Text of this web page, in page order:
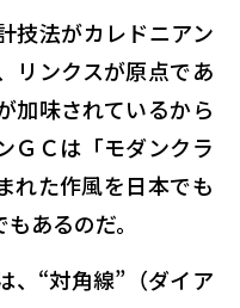
技法がカレドニアン
リンクスが原点であ
加味されているから
ＧＣは「モダンクラ
れた作風を日本でも
あるのだ。
、“対角線”（ダイア